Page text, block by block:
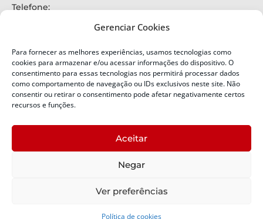
Gerenciar Cookies
Para fornecer as melhores experiências, usamos tecnologias como
cookies para armazenar e/ou acessar informações do dispositivo. O
consentimento para essas tecnologias nos permitirá processar dados
como comportamento de navegação ou IDs exclusivos neste site. Não
consentir ou retirar o consentimento pode afetar negativamente certos
recursos e funções.
Aceitar
Negar
Ver preferências
Política de cookies
Telefone:
Alertas Defesa Civil:
SMS 40199
ENDEREÇO
Defesa Civil do Estado de Santa Catarina
Bairro:
Capoeiras, Florianópolis, SC
Política de Privacidade